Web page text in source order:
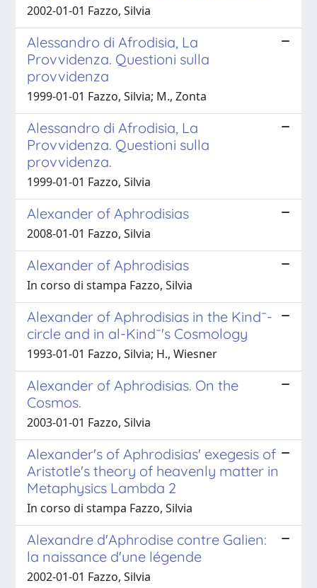
2002-01-01 Fazzo, Silvia
Alessandro di Afrodisia, La
Provvidenza. Questioni sulla
provvidenza
1999-01-01 Fazzo, Silvia; M., Zonta
Alessandro di Afrodisia, La
Provvidenza. Questioni sulla
provvidenza.
1999-01-01 Fazzo, Silvia
Alexander of Aphrodisias
2008-01-01 Fazzo, Silvia
Alexander of Aphrodisias
In corso di stampa Fazzo, Silvia
Alexander of Aphrodisias in the Kind¯-
circle and in al-Kind¯'s Cosmology
1993-01-01 Fazzo, Silvia; H., Wiesner
Alexander of Aphrodisias. On the
Cosmos.
2003-01-01 Fazzo, Silvia
Alexander's of Aphrodisias' exegesis of
Aristotle's theory of heavenly matter in
Metaphysics Lambda 2
In corso di stampa Fazzo, Silvia
Alexandre d'Aphrodise contre Galien:
la naissance d'une légende
2002-01-01 Fazzo, Silvia